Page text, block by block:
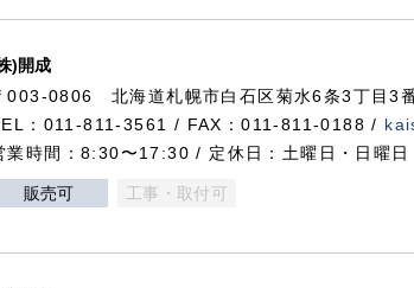
)開成
003-0806 北海道札幌市白石区菊水6条3丁目3
：011-811-3561 / FAX：011-811-0188 /
業時間：8:30〜17:30 / 定休日：土曜日・日曜日
販売可 工事・取付可